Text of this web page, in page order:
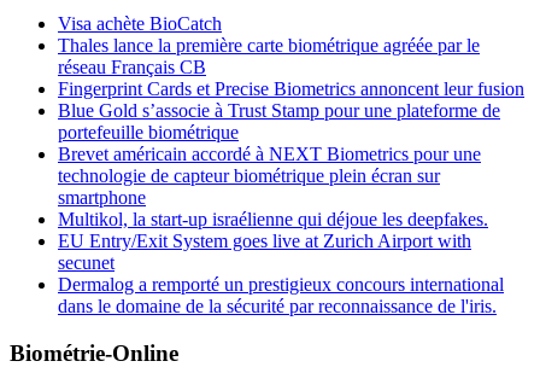
Visa achète BioCatch
Thales lance la première carte biométrique agréée par le
réseau Français CB
Fingerprint Cards et Precise Biometrics annoncent leur fusion
Blue Gold s’associe à Trust Stamp pour une plateforme de
portefeuille biométrique
Brevet américain accordé à NEXT Biometrics pour une
technologie de capteur biométrique plein écran sur
smartphone
Multikol, la start-up israélienne qui déjoue les deepfakes.
EU Entry/Exit System goes live at Zurich Airport with
secunet
Dermalog a remporté un prestigieux concours international
dans le domaine de la sécurité par reconnaissance de l'iris.
Biométrie-Online